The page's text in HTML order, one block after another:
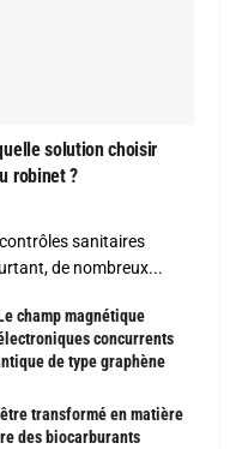
solution choisir
robinet ?
sanitaires
de nombreux...
champ magnétique
concurrents
de type graphène
transformé en matière
des biocarburants